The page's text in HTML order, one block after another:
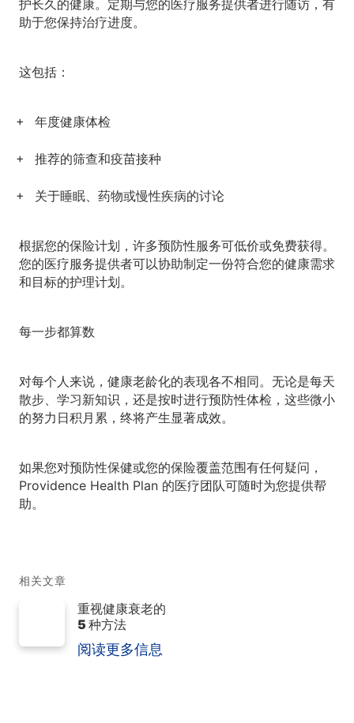
护长久的健康。定期与您的医疗服务提供者进行随访，有
助于您保持治疗进度。
这包括：
年度健康体检
推荐的筛查和疫苗接种
关于睡眠、药物或慢性疾病的讨论
根据您的保险计划，许多预防性服务可低价或免费获得。
您的医疗服务提供者可以协助制定一份符合您的健康需求
和目标的护理计划。
每一步都算数
对每个人来说，健康老龄化的表现各不相同。无论是每天
散步、学习新知识，还是按时进行预防性体检，这些微小
的努力日积月累，终将产生显著成效。
如果您对预防性保健或您的保险覆盖范围有任何疑问，
Providence Health Plan 的医疗团队可随时为您提供帮
助。
相关文章
重视健康衰老的
5 种方法
阅读更多信息